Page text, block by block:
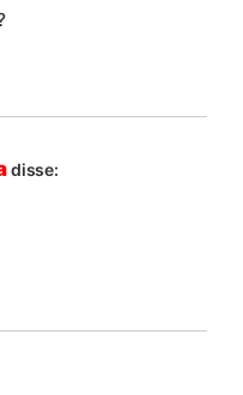
disse: